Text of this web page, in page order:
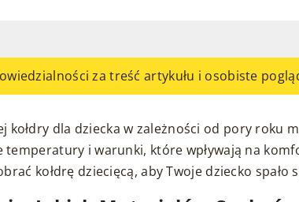
za treść artykułu i osobiste
kołdry dla dziecka w zależności od pory roku
temperatury i warunki, które wpływają na
kołdrę dziecięcą, aby Twoje dziecko spało